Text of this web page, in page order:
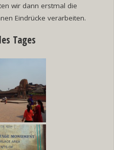
wir dann erstmal die
Eindrücke verarbeiten.
Tages